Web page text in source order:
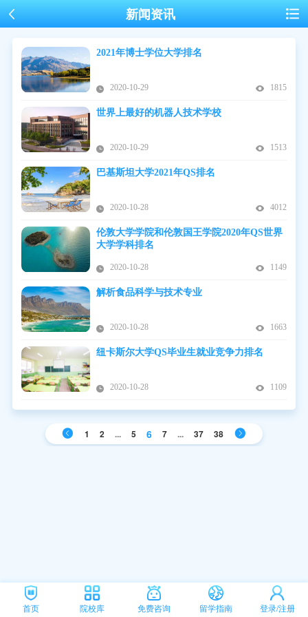
新闻资讯
2021年博士学位大学排名
2020-10-29 1815
世界上最好的机器人技术学校
2020-10-29 1513
巴基斯坦大学2021年QS排名
2020-10-28 4012
伦敦大学学院和伦敦国王学院2020年QS世界
大学学科排名
2020-10-28 1149
解析食品科学与技术专业
2020-10-28 1663
纽卡斯尔大学QS毕业生就业竞争力排名
2020-10-28 1109
1 2 ... 5 6 7 ... 37 38
首页 院校库 免费咨询 留学指南 登录/注册